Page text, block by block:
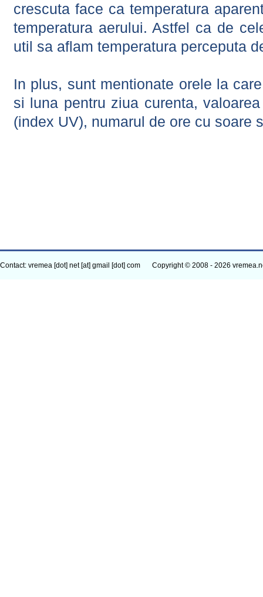
crescuta face ca temperatura
temperatura aerului. Astfel ca de
util sa aflam temperatura perceputa
In plus, sunt mentionate orele la
si luna pentru ziua curenta,
(index UV), numarul de ore cu soare
Contact: vremea [dot] net [at] gmail [dot] com Copyright © 2008 - 2026